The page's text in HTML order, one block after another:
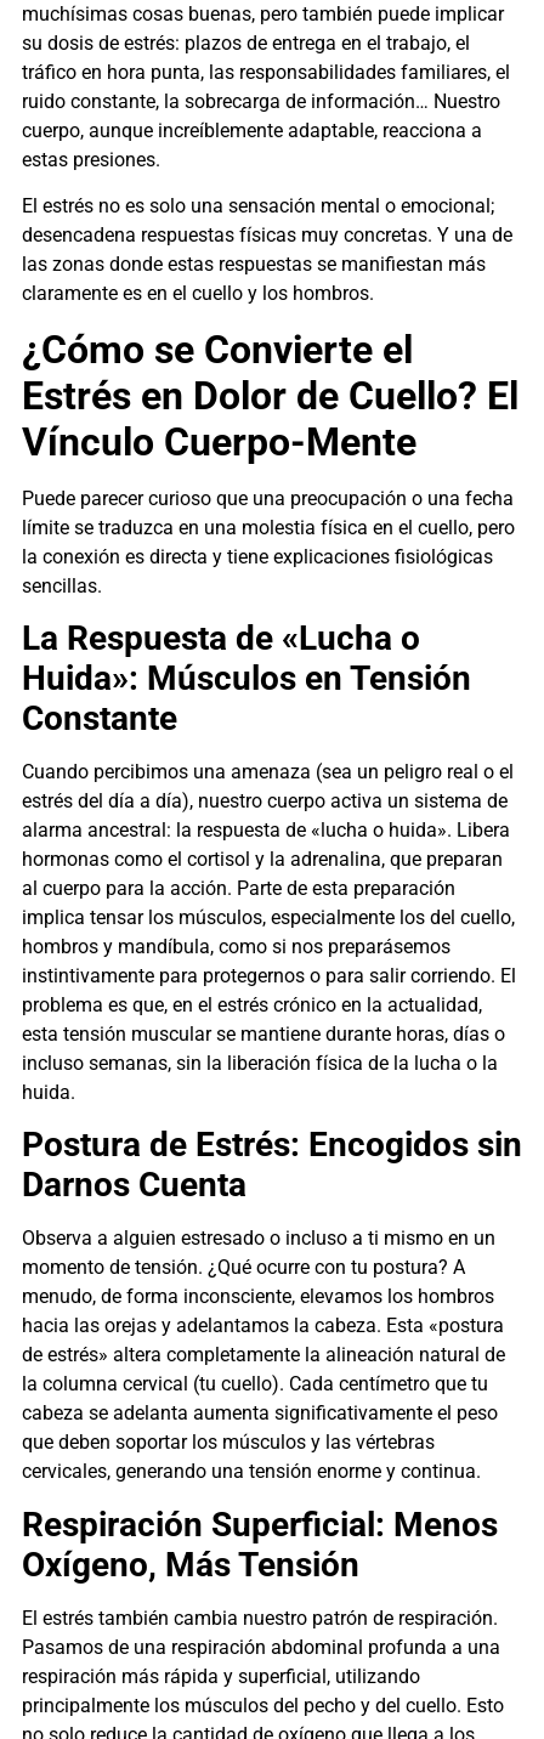
muchísimas cosas buenas, pero también puede implicar
su dosis de estrés: plazos de entrega en el trabajo, el
tráfico en hora punta, las responsabilidades familiares, el
ruido constante, la sobrecarga de información… Nuestro
cuerpo, aunque increíblemente adaptable, reacciona a
estas presiones.
El estrés no es solo una sensación mental o emocional;
desencadena respuestas físicas muy concretas. Y una de
las zonas donde estas respuestas se manifiestan más
claramente es en el cuello y los hombros.
¿Cómo se Convierte el
Estrés en Dolor de Cuello? El
Vínculo Cuerpo-Mente
Puede parecer curioso que una preocupación o una fecha
límite se traduzca en una molestia física en el cuello, pero
la conexión es directa y tiene explicaciones fisiológicas
sencillas.
La Respuesta de «Lucha o
Huida»: Músculos en Tensión
Constante
Cuando percibimos una amenaza (sea un peligro real o el
estrés del día a día), nuestro cuerpo activa un sistema de
alarma ancestral: la respuesta de «lucha o huida». Libera
hormonas como el cortisol y la adrenalina, que preparan
al cuerpo para la acción. Parte de esta preparación
implica tensar los músculos, especialmente los del cuello,
hombros y mandíbula, como si nos preparásemos
instintivamente para protegernos o para salir corriendo. El
problema es que, en el estrés crónico en la actualidad,
esta tensión muscular se mantiene durante horas, días o
incluso semanas, sin la liberación física de la lucha o la
huida.
Postura de Estrés: Encogidos sin
Darnos Cuenta
Observa a alguien estresado o incluso a ti mismo en un
momento de tensión. ¿Qué ocurre con tu postura? A
menudo, de forma inconsciente, elevamos los hombros
hacia las orejas y adelantamos la cabeza. Esta «postura
de estrés» altera completamente la alineación natural de
la columna cervical (tu cuello). Cada centímetro que tu
cabeza se adelanta aumenta significativamente el peso
que deben soportar los músculos y las vértebras
cervicales, generando una tensión enorme y continua.
Respiración Superficial: Menos
Oxígeno, Más Tensión
El estrés también cambia nuestro patrón de respiración.
Pasamos de una respiración abdominal profunda a una
respiración más rápida y superficial, utilizando
principalmente los músculos del pecho y del cuello. Esto